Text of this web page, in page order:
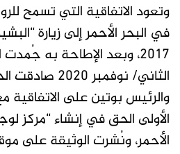
وتعود الاتفاقية التي تسمح
في البحر الأحمر إلى زيارة
2017، وبعد الإطاحة به
الثاني/ نوفمبر
والرئيس بوتين على الاتفاقية
الأولى الحق في إنشاء “مركز
الأحمر، ونُشرت الوثيقة على